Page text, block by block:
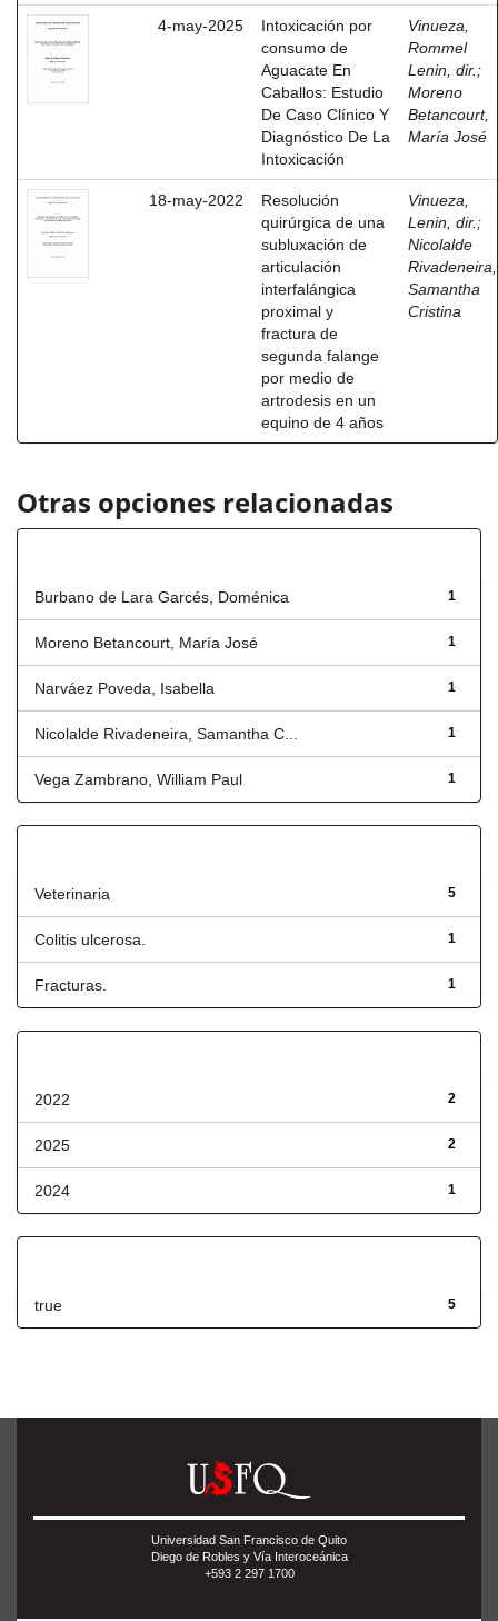
4-may-2025
Intoxicación por
consumo de
Aguacate En
Caballos: Estudio
De Caso Clínico Y
Diagnóstico De La
Intoxicación
Vinueza,
Rommel
Lenin, dir. ;
Moreno
Betancourt,
María José
18-may-2022
Resolución
quirúrgica de una
subluxación de
articulación
interfalángica
proximal y
fractura de
segunda falange
por medio de
artrodesis en un
equino de 4 años
Vinueza,
Lenin, dir. ;
Nicolalde
Rivadeneira,
Samantha
Cristina
Otras opciones relacionadas
1
Burbano de Lara Garcés, Doménica
1
Moreno Betancourt, María José
1
Narváez Poveda, Isabella
1
Nicolalde Rivadeneira, Samantha C...
1
Vega Zambrano, William Paul
5
Veterinaria
1
Colitis ulcerosa.
1
Fracturas.
2
2022
2
2025
1
2024
5
true
Universidad San Francisco de Quito
Diego de Robles y Vía Interoceánica
+593 2 297 1700